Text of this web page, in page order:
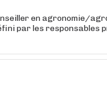
en agronomie/
par les responsables